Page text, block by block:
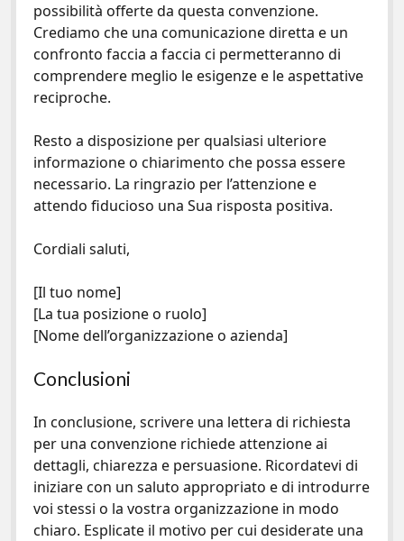
possibilità offerte da questa convenzione.
Crediamo che una comunicazione diretta e un
confronto faccia a faccia ci permetteranno di
comprendere meglio le esigenze e le aspettative
reciproche.
Resto a disposizione per qualsiasi ulteriore
informazione o chiarimento che possa essere
necessario. La ringrazio per l’attenzione e
attendo fiducioso una Sua risposta positiva.
Cordiali saluti,
[Il tuo nome]
[La tua posizione o ruolo]
[Nome dell’organizzazione o azienda]
Conclusioni
In conclusione, scrivere una lettera di richiesta
per una convenzione richiede attenzione ai
dettagli, chiarezza e persuasione. Ricordatevi di
iniziare con un saluto appropriato e di introdurre
voi stessi o la vostra organizzazione in modo
chiaro. Esplicate il motivo per cui desiderate una